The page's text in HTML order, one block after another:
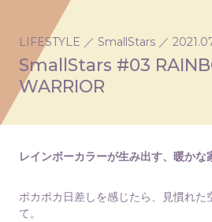
LIFESTYLE ／ SmallStars ／
SmallStars #03
WARRIOR
レインボーカラーが生み出す、暖かな
ポカポカ日差しを感じたら、見慣れた
て。